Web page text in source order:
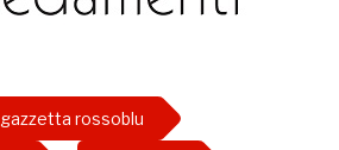
gazzetta rossoblu